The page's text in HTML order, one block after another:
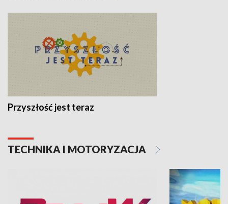
Przyszłość jest teraz
TECHNIKA I MOTORYZACJA